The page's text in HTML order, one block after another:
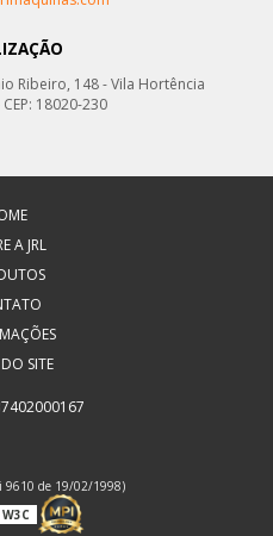
Ribeiro, 148 - Vila Hortência
18020-230
A JRL
SITE
9610 de 19/02/1998)
W3C